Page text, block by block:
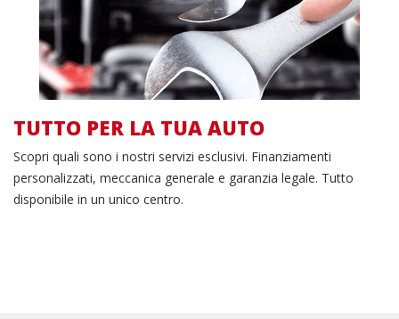
TUTTO PER LA TUA AUTO
Scopri quali sono i nostri servizi esclusivi. Finanziamenti
personalizzati, meccanica generale e garanzia legale. Tutto
disponibile in un unico centro.